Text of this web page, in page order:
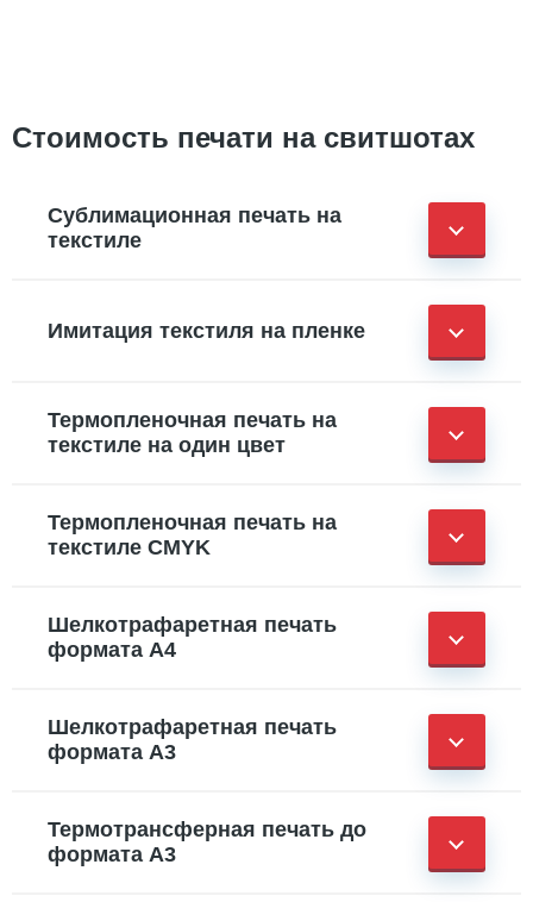
Стоимость печати на свитшотах
Сублимационная печать на
текстиле
Имитация текстиля на пленке
Термопленочная печать на
текстиле на один цвет
Термопленочная печать на
текстиле CMYK
Шелкотрафаретная печать
формата А4
Шелкотрафаретная печать
формата А3
Термотрансферная печать до
формата А3